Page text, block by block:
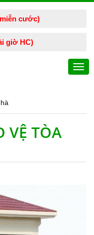
cước)
giờ HC)
VỆ TÒA